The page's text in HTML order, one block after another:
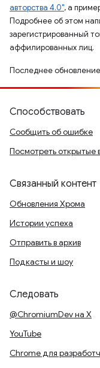
авторства 4.0", а
Подробнее об этом
зарегистрированный
аффилированных лиц.
Последнее
Способствовать
Сообщить об ошибке
Посмотреть открытые
Связанный контент
Обновления Хрома
Истории успеха
Отправить в архив
Подкасты и шоу
Следовать
@ChromiumDev на X
YouTube
Chrome для